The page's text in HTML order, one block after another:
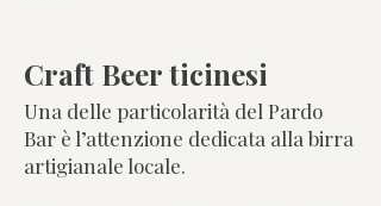
Craft Beer ticinesi
Una delle particolarità del Pardo
Bar è l’attenzione dedicata alla birra
artigianale locale.